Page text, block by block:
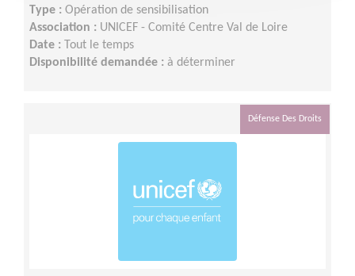
Type : Opération de sensibilisation
Association : UNICEF - Comité Centre Val de Loire
Date :
Tout le temps
Disponibilité demandée : à déterminer
Défense Des Droits